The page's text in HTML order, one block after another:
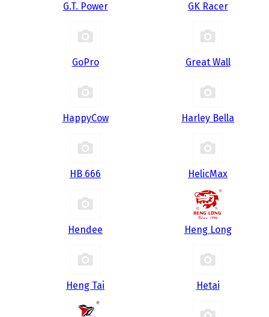
G.T. Power GK Racer
GoPro Great Wall
HappyCow Harley Bella
HB 666 HelicMax
Hendee Heng Long
Heng Tai Hetai